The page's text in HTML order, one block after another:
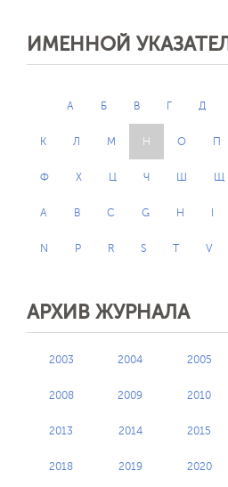
ИМЕННОЙ
А Б В Г Д
К Л М Н О П
Ф Х Ц Ч Ш Щ
A B C G H
N P R S T V
АРХИВ ЖУРНАЛА
2003 2004 2005
2008 2009 2010
2013 2014 2015
2018 2019 2020